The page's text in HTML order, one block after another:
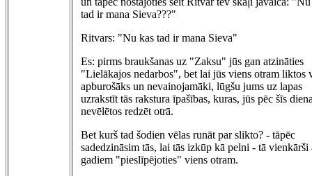
tad ir mana Sieva???"
Ritvars: "Nu kas tad ir mana Sieva"
Es: pirms braukšanas uz "Zaksu" jūs gan atzināties
"Lielākajos nedarbos", bet lai jūs viens otram liktos
apburošāks un nevainojamāki, lūgšu jums uz lapas
uzrakstīt tās rakstura īpašības, kuras, jūs pēc šīs
nevēlētos redzēt otrā.
Bet kurš tad šodien vēlas runāt par slikto? - tāpēc
sadedzināsim tās, lai tās izkūp kā pelni - tā vienkārši
gadiem "pieslīpējoties" viens otram.